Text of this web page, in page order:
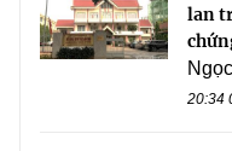
lan
20:34